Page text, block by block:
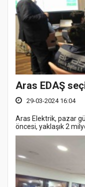
Aras EDAŞ
29-03-2024 16:04
Aras Elektrik, pazar
öncesi, yaklaşık 2